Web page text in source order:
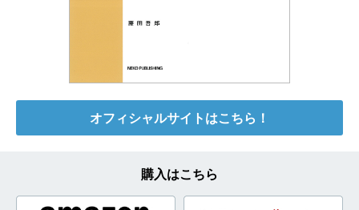
オフィシャルサイトはこちら！
購入はこちら